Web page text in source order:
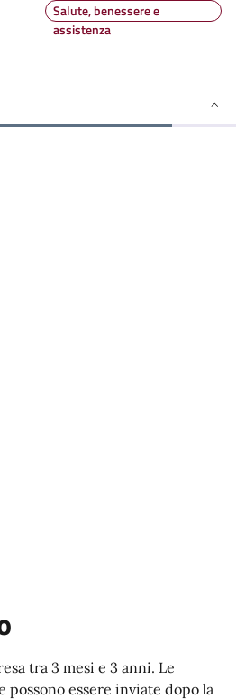
Salute, benessere e
assistenza
tra 3 mesi e 3 anni. Le
possono essere inviate dopo la